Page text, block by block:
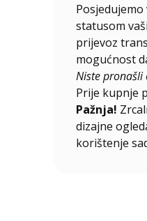
statusom
prijevoz
mogućnost
Niste pronašli
Prije kupnje
Pažnja!
dizajne
korištenje